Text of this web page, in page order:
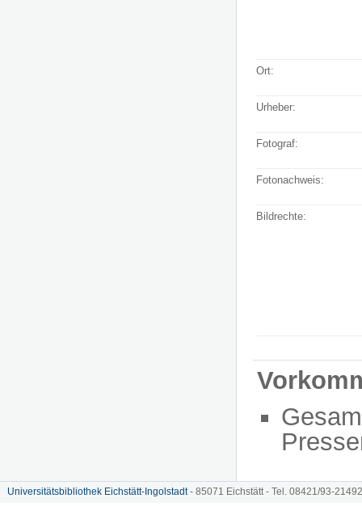
Ort:
Urheber:
Fotograf:
Fotonachweis:
Bildrechte:
Universitätsbibliothek Eichstätt-Ingolstadt- 85071 Eichstätt - Tel. 08421/93-